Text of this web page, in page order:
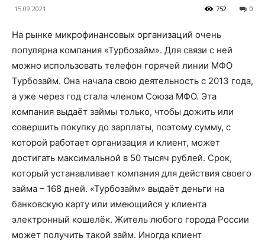
15.09.2021 0
752
На рынке микрофинансовых организаций очень
популярна компания «Турбозайм». Для связи с ней
можно использовать телефон горячей линии МФО
Турбозайм. Она начала свою деятельность с 2013 года,
а уже через год стала членом Союза МФО. Эта
компания выдаёт займы только, чтобы дожить или
совершить покупку до зарплаты, поэтому сумму, с
которой работает организация и клиент, может
достигать максимальной в 50 тысяч рублей. Срок,
который устанавливает компания для действия своего
займа – 168 дней. «Турбозайм» выдаёт деньги на
банковскую карту или имеющийся у клиента
электронный кошелёк. Житель любого города России
может получить такой займ. Иногда клиент